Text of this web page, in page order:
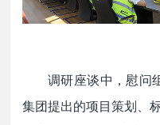
调研座谈中，慰问
集团提出的项目策划、